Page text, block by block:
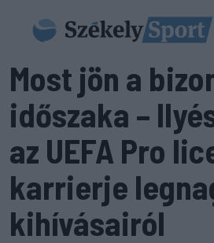
Most jön a
időszaka –
az UEFA Pro
karrierje
kihívásairól